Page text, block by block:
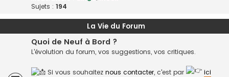
Sujets : 194
La Vie du Forum
Quoi de Neuf à Bord ?
L'évolution du forum, vos suggestions, vos critiques.
Si vous souhaitez nous contacter, c'est par ici